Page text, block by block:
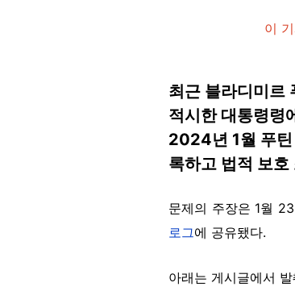
이
최근 블라디미르
적시한 대통령령
2024년 1월 푸틴
록하고 법적 보
문제의 주장은 1월
로그에 공유됐다.
아래는 게시글에서